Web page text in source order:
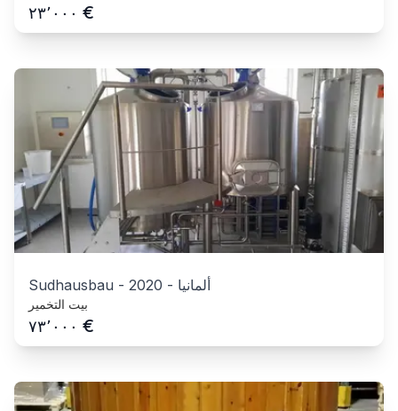
٢٣٬٠٠٠ €
Sudhausbau - 2020 - ألمانيا
بيت التخمير
٧٣٬٠٠٠ €